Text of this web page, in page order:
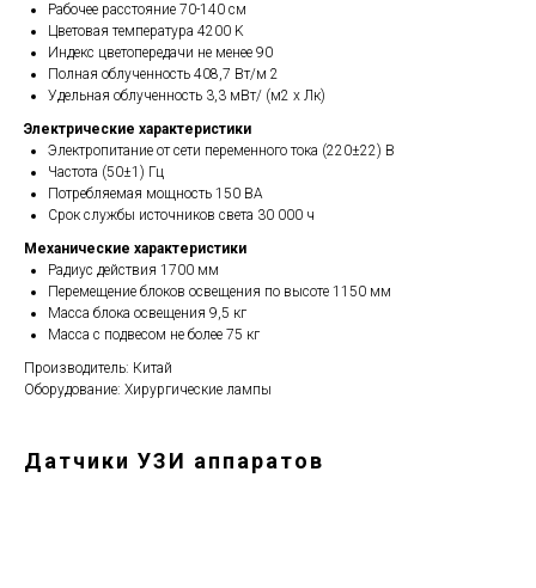
Рабочее расстояние 70-140 см
Цветовая температура 4200 K
Индекс цветопередачи не менее 90
Полная облученность 408,7 Вт/м 2
Удельная облученность 3,3 мВт/ (м2 х Лк)
Электрические характеристики
Электропитание от сети переменного тока (220±22) В
Частота (50±1) Гц
Потребляемая мощность 150 ВА
Срок службы источников света 30 000 ч
Механические характеристики
Радиус действия 1700 мм
Перемещение блоков освещения по высоте 1150 мм
Масса блока освещения 9,5 кг
Масса с подвесом не более 75 кг
Производитель: Китай
Оборудование: Хирургические лампы
Датчики УЗИ аппаратов